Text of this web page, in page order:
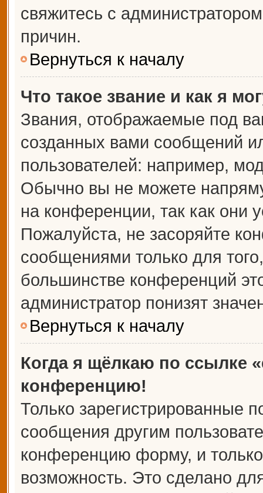
свяжитесь с
причин.
Вернуться к началу
Что такое звание и как я
Звания, отображаемые под
созданных вами сообщений
пользователей: например,
Обычно вы не можете
на конференции, так как они
Пожалуйста, не засоряйте
сообщениями только для
большинстве конференций
администратор понизят
Вернуться к началу
Когда я щёлкаю по ссылке
конференцию!
Только зарегистрированные
сообщения другим
конференцию форму, и
возможность. Это сделано